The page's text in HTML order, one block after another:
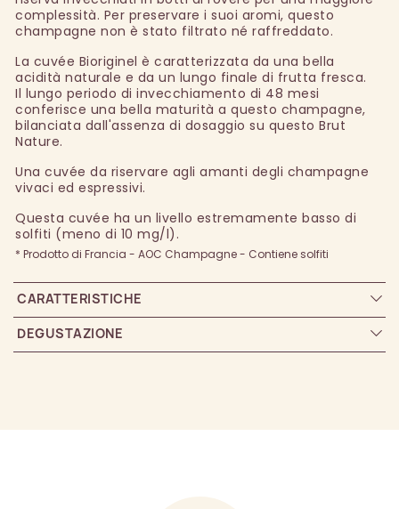
complessità. Per preservare i suoi aromi, questo
champagne non è stato filtrato né raffreddato.
La cuvée Bioriginel è caratterizzata da una bella
acidità naturale e da un lungo finale di frutta fresca.
Il lungo periodo di invecchiamento di 48 mesi
conferisce una bella maturità a questo champagne,
bilanciata dall'assenza di dosaggio su questo Brut
Nature.
Una cuvée da riservare agli amanti degli champagne
vivaci ed espressivi.
Questa cuvée ha un livello estremamente basso di
solfiti (meno di 10 mg/l).
* Prodotto di Francia - AOC Champagne - Contiene solfiti
CARATTERISTICHE
DEGUSTAZIONE